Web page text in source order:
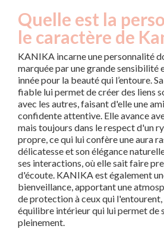
Quelle est la
le caractère de
KANIKA incarne une personnalité
marquée par une grande sensibilité
innée pour la beauté qui l’entoure.
fiable lui permet de créer des liens
avec les autres, faisant d'elle une
confidente attentive. Elle avance
mais toujours dans le respect d'un
propre, ce qui lui confère une aura
délicatesse et son élégance
ses interactions, où elle sait faire
d'écoute. KANIKA est également
bienveillance, apportant une
de protection à ceux qui
équilibre intérieur qui lui permet de
pleinement.